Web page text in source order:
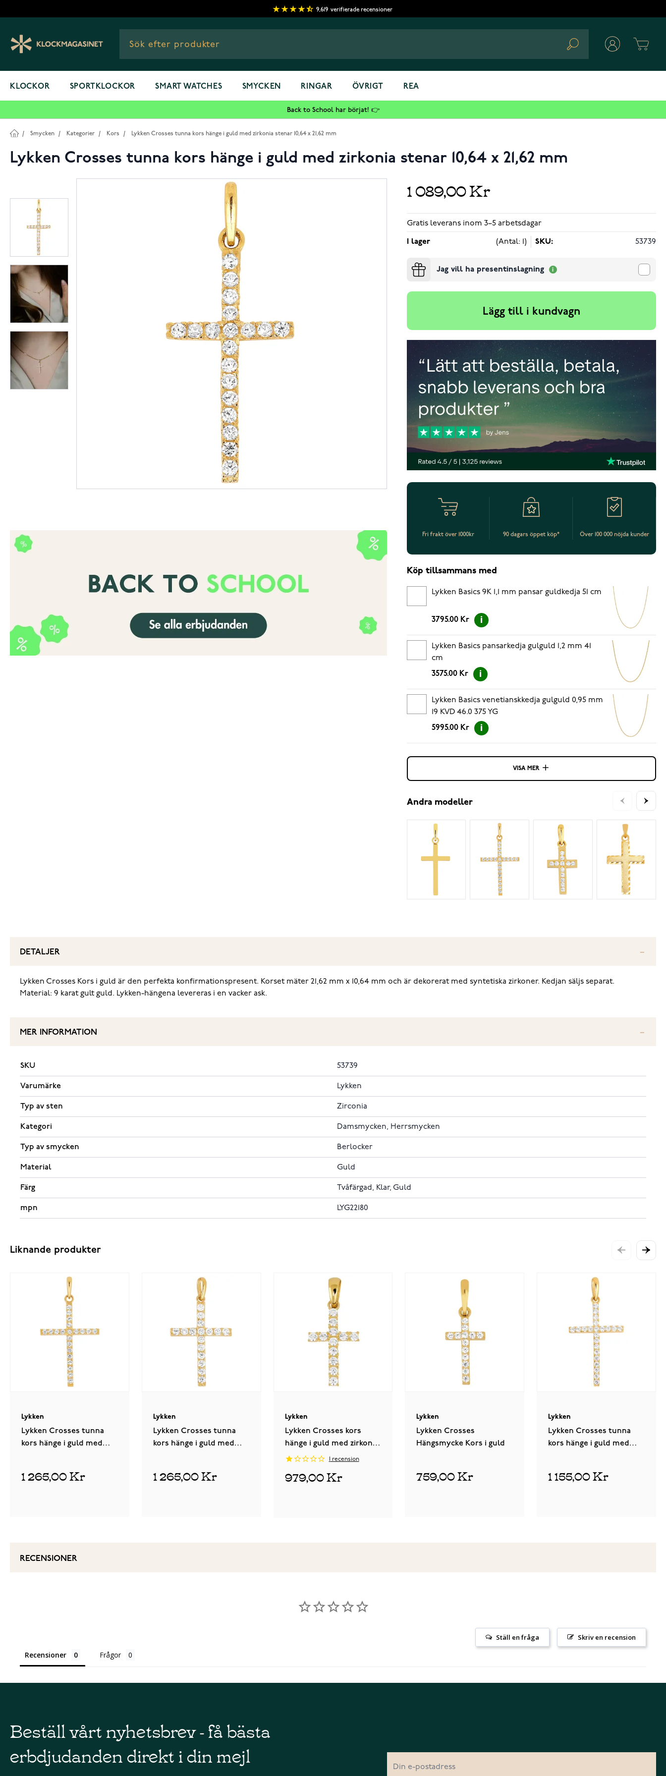
9,619 verifierade recensioner
Search
KLOCKOR SPORTKLOCKOR SMART WATCHES SMYCKEN RINGAR ÖVRIGT REA
Back to School har börjat! 👉
/ Smycken / Kategorier / Kors / Lykken Crosses tunna kors hänge i guld med zirkonia stenar 10,64 x 21,62 mm
Lykken Crosses tunna kors hänge i guld med zirkonia stenar 10,64 x 21,62 mm
1 089,00 Kr
Gratis leverans inom 3–5 arbetsdagar
I lager (Antal: 1) SKU: 53739
Jag vill ha presentinslagning
Lägg till i kundvagn
Fri frakt över 1000kr 90 dagars öppet köp* Över 100 000 nöjda kunder
Köp tillsammans med
Lykken Basics 9K 1,1 mm pansar guldkedja 51 cm
3795.00 Kr
Lykken Basics pansarkedja gulguld 1,2 mm 41
cm
3575.00 Kr
Lykken Basics venetianskkedja gulguld 0,95 mm
19 KVD 46.0 375 YG
5995.00 Kr
VISA MER
Andra modeller
DETALJER
Lykken Crosses Kors i guld är den perfekta konfirmationspresent. Korset mäter 21,62 mm x 10,64 mm och är dekorerat med syntetiska zirkoner. Kedjan säljs separat.
Material: 9 karat gult guld. Lykken-hängena levereras i en vacker ask.
MER INFORMATION
SKU 53739
Varumärke Lykken
Typ av sten Zirconia
Kategori Damsmycken, Herrsmycken
Typ av smycken Berlocker
Material Guld
Färg Tvåfärgad, Klar, Guld
mpn LYG22180
Liknande produkter
Lykken
Lykken Crosses tunna
kors hänge i guld med
1 265,00 Kr
Lykken
Lykken Crosses tunna
kors hänge i guld med
1 265,00 Kr
Lykken
Lykken Crosses kors
hänge i guld med zirkonia
stenar 8,49 x 15,35 mm
recension
979,00 Kr
Lykken
Lykken Crosses
Hängsmycke Kors i guld
759,00 Kr
Lykken
Lykken Crosses tunna
kors hänge i guld med
1 155,00 Kr
RECENSIONER
Skriv en recension
Ställ en fråga
Recensioner Frågor
Beställ vårt nyhetsbrev - få bästa
erbdjudanden direkt i din mejl